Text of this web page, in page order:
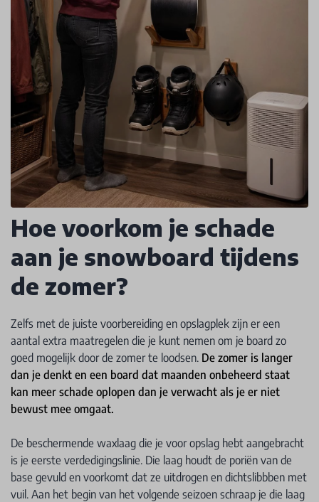
Hoe voorkom je schade
aan je snowboard tijdens
de zomer?
Zelfs met de juiste voorbereiding en opslagplek zijn er een
aantal extra maatregelen die je kunt nemen om je board zo
goed mogelijk door de zomer te loodsen. De zomer is langer
dan je denkt en een board dat maanden onbeheerd staat
kan meer schade oplopen dan je verwacht als je er niet
bewust mee omgaat.
De beschermende waxlaag die je voor opslag hebt aangebracht
is je eerste verdedigingslinie. Die laag houdt de poriën van de
base gevuld en voorkomt dat ze uitdrogen en dichtslibbben met
vuil. Aan het begin van het volgende seizoen schraap je die laag